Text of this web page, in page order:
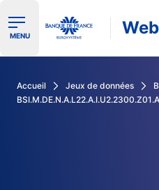
Ouvrir le menu de
MENU
Accueil Jeux de données
BSI.M.DE.N.A.L22.A.I.U2.2300.Z01.A